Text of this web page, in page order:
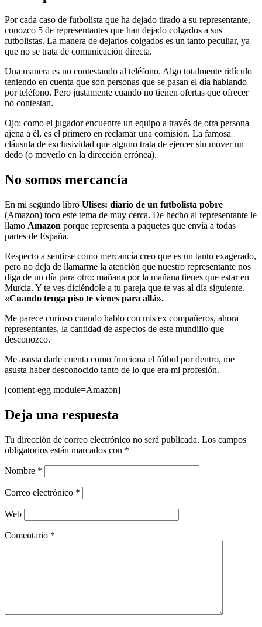
Por cada caso de futbolista que ha dejado tirado a su representante,
conozco 5 de representantes que han dejado colgados a sus
futbolistas. La manera de dejarlos colgados es un tanto peculiar, ya
que no se trata de comunicación directa.
Una manera es no contestando al teléfono. Algo totalmente ridículo
teniendo en cuenta que son personas que se pasan el día hablando
por teléfono. Pero justamente cuando no tienen ofertas que ofrecer
no contestan.
Ojo: como el jugador encuentre un equipo a través de otra persona
ajena a él, es el primero en reclamar una comisión. La famosa
cláusula de exclusividad que alguno trata de ejercer sin mover un
dedo (o moverlo en la dirección errónea).
No somos mercancía
En mi segundo libro Ulises: diario de un futbolista pobre
(Amazon) toco este tema de muy cerca. De hecho al representante le
llamo Amazon porque representa a paquetes que envía a todas
partes de España.
Respecto a sentirse como mercancía creo que es un tanto exagerado,
pero no deja de llamarme la atención que nuestro representante nos
diga de un día para otro: mañana por la mañana tienes que estar en
Murcia. Y te ves diciéndole a tu pareja que te vas al día siguiente.
«Cuando tenga piso te vienes para allá».
Me parece curioso cuando hablo con mis ex compañeros, ahora
representantes, la cantidad de aspectos de este mundillo que
desconozco.
Me asusta darle cuenta como funciona el fútbol por dentro, me
asusta haber desconocido tanto de lo que era mi profesión.
[content-egg module=Amazon]
Deja una respuesta
Tu dirección de correo electrónico no será publicada. Los campos
obligatorios están marcados con *
Nombre *
Correo electrónico *
Web
Comentario *